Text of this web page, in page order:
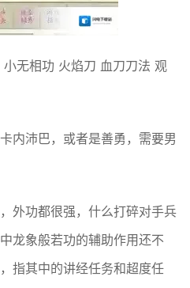
无相功 火焰刀 血刀刀法 观
内沛巴，或者是善勇，需要男
外功都很强，什么打碎对手兵
龙象般若功的辅助作用还不
指其中的讲经任务和超度任